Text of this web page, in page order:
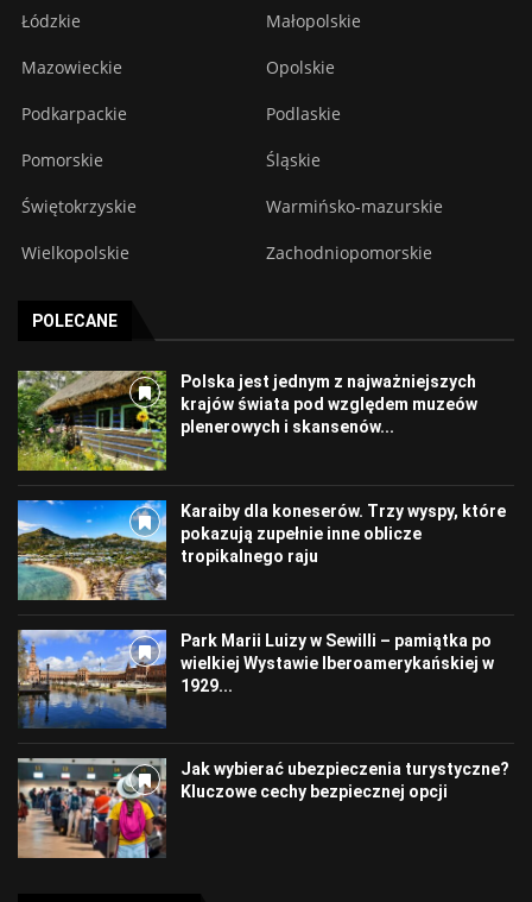
Łódzkie Małopolskie
Mazowieckie Opolskie
Podkarpackie Podlaskie
Pomorskie Śląskie
Świętokrzyskie Warmińsko-mazurskie
Wielkopolskie Zachodniopomorskie
POLECANE
Polska jest jednym z najważniejszych
krajów świata pod względem muzeów
plenerowych i skansenów...
Karaiby dla koneserów. Trzy wyspy, które
pokazują zupełnie inne oblicze
tropikalnego raju
Park Marii Luizy w Sewilli – pamiątka po
wielkiej Wystawie Iberoamerykańskiej w
1929...
Jak wybierać ubezpieczenia turystyczne?
Kluczowe cechy bezpiecznej opcji